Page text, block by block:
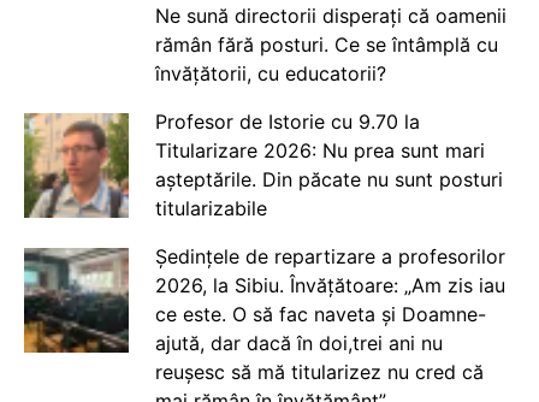
Ne sună directorii disperați că oamenii
rămân fără posturi. Ce se întâmplă cu
învățătorii, cu educatorii?
Profesor de Istorie cu 9.70 la
Titularizare 2026: Nu prea sunt mari
așteptările. Din păcate nu sunt posturi
titularizabile
Ședințele de repartizare a profesorilor
2026, la Sibiu. Învățătoare: „Am zis iau
ce este. O să fac naveta și Doamne-
ajută, dar dacă în doi,trei ani nu
reușesc să mă titularizez nu cred că